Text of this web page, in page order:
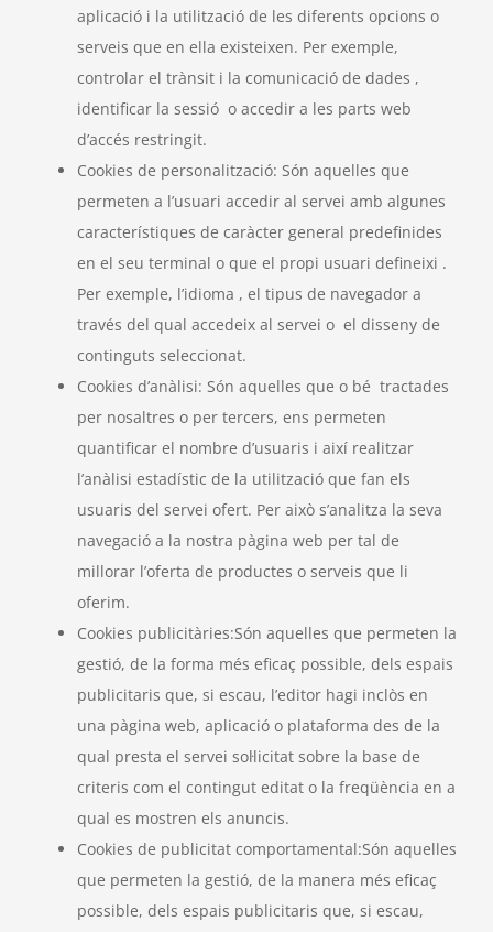
aplicació i la utilització de les diferents opcions o
serveis que en ella existeixen. Per exemple,
controlar el trànsit i la comunicació de dades ,
identificar la sessió o accedir a les parts web
d’accés restringit.
Cookies de personalització: Són aquelles que
permeten a l’usuari accedir al servei amb algunes
característiques de caràcter general predefinides
en el seu terminal o que el propi usuari defineixi .
Per exemple, l’idioma , el tipus de navegador a
través del qual accedeix al servei o el disseny de
continguts seleccionat.
Cookies d’anàlisi: Són aquelles que o bé tractades
per nosaltres o per tercers, ens permeten
quantificar el nombre d’usuaris i així realitzar
l’anàlisi estadístic de la utilització que fan els
usuaris del servei ofert. Per això s’analitza la seva
navegació a la nostra pàgina web per tal de
millorar l’oferta de productes o serveis que li
oferim.
Cookies publicitàries:Són aquelles que permeten la
gestió, de la forma més eficaç possible, dels espais
publicitaris que, si escau, l’editor hagi inclòs en
una pàgina web, aplicació o plataforma des de la
qual presta el servei sol·licitat sobre la base de
criteris com el contingut editat o la freqüència en a
qual es mostren els anuncis.
Cookies de publicitat comportamental:Són aquelles
que permeten la gestió, de la manera més eficaç
possible, dels espais publicitaris que, si escau,